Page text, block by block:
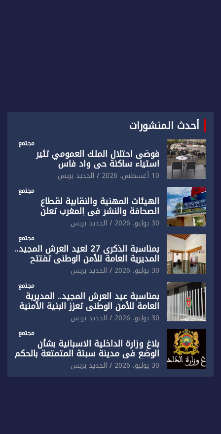
أحدث المنشورات
مجتمع
فوضى احتلال الملك العمومي تثير
استياء ساكنة حي واد فاس
10 أغسطس، 2026 الجديد بريس
مجتمع
الهيئات المهنية والنقابية لقطاع
الصحافة والنشر في المغرب تعلن
رفضها القاطع لـ”أي أجندة انتخابية
مُعدة على مقاس سياسي ومصلحي
ضيق”
30 يوليو، 2026 الجديد بريس
مجتمع
بمناسبة الذكرى 27 لعيد العرش المجيد..
المديرية العامة للأمن الوطني تفتتح
المقر الجديد لفرقة الشرطة السياحية
بفاس30 يوليو، 2026 الجديد بريس
مجتمع
بمناسبة عيد العرش المجيد.. المديرية
العامة للأمن الوطني تعزز البنية الأمنية
بالناظور بإحداث فرقتين جديدتين
30 يوليو، 2026 الجديد بريس
مجتمع
بلاغ وزارة الداخلية الاسبانية بشأن
الوضع في مدينة سبتة المتمتعة بالحكم
الذاتي
30 يوليو، 2026 الجديد بريس